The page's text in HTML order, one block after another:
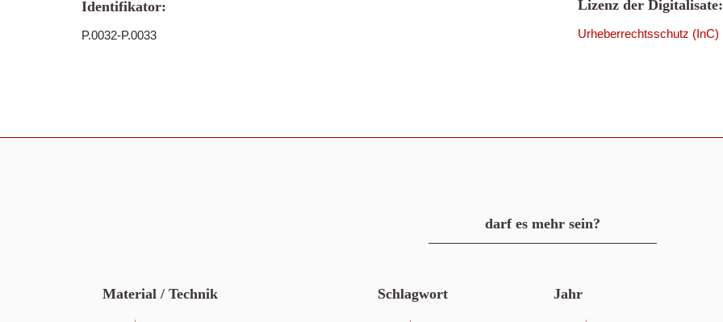
Identifikator:
P.0032-P.0033
Lizenz der Digitalisate:
Urheberrechtsschutz (InC)
darf es mehr sein?
Material / Technik Schlagwort Jahr